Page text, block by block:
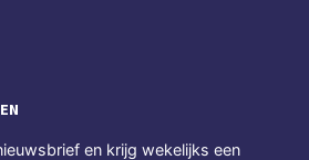
en krijg wekelijks een